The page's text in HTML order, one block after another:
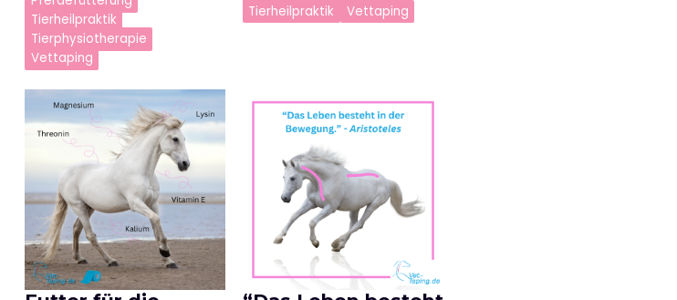
Tierheilpraktik
Tierphysiotherapie
Vettaping
Tierheilpraktik
Vettaping